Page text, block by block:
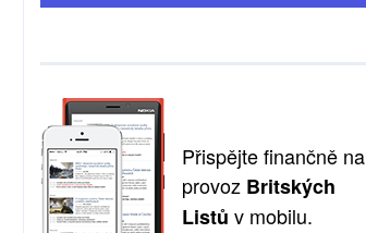
Přispějte finančně na
provoz Britských
Listů v mobilu.